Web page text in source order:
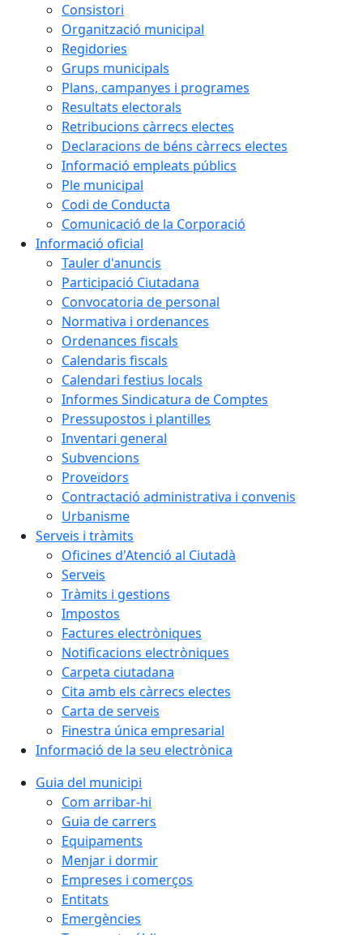
Consistori
Organització municipal
Regidories
Grups municipals
Plans, campanyes i programes
Resultats electorals
Retribucions càrrecs electes
Declaracions de béns càrrecs electes
Informació empleats públics
Ple municipal
Codi de Conducta
Comunicació de la Corporació
Informació oficial
Tauler d'anuncis
Participació Ciutadana
Convocatoria de personal
Normativa i ordenances
Ordenances fiscals
Calendaris fiscals
Calendari festius locals
Informes Sindicatura de Comptes
Pressupostos i plantilles
Inventari general
Subvencions
Proveïdors
Contractació administrativa i convenis
Urbanisme
Serveis i tràmits
Oficines d'Atenció al Ciutadà
Serveis
Tràmits i gestions
Impostos
Factures electròniques
Notificacions electròniques
Carpeta ciutadana
Cita amb els càrrecs electes
Carta de serveis
Finestra única empresarial
Informació de la seu electrònica
Guia del municipi
Com arribar-hi
Guia de carrers
Equipaments
Menjar i dormir
Empreses i comerços
Entitats
Emergències